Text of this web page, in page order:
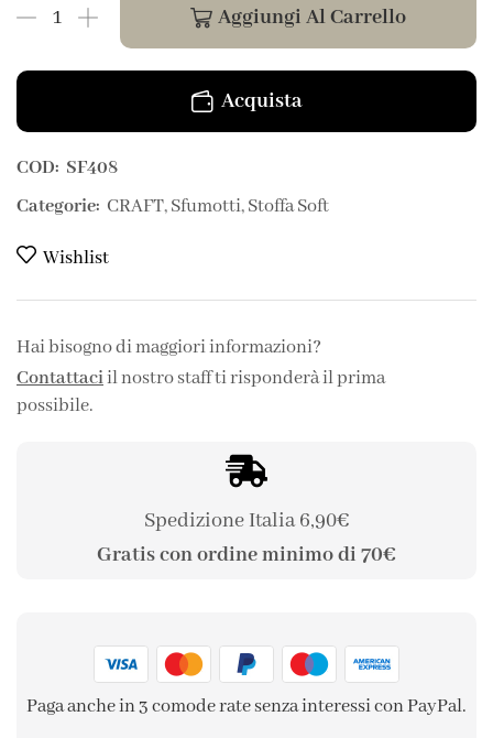
Aggiungi Al Carrello
Acquista
COD: SF408
Categorie: CRAFT,Sfumotti,Stoffa Soft
Wishlist
Hai bisogno di maggiori informazioni?
Contattaciil nostro staff ti risponderà il prima
possibile.
Spedizione Italia 6,90€
Gratis con ordine minimo di 70€
Paga anche in 3 comode rate senza interessi con PayPal.